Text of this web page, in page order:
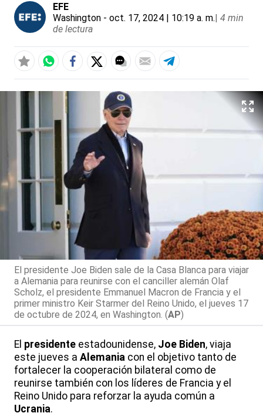
EFE
Washington - oct. 17, 2024 | 10:19 a. m.| 4 min
de lectura
El presidente Joe Biden sale de la Casa Blanca para viajar
a Alemania para reunirse con el canciller alemán Olaf
Scholz, el presidente Emmanuel Macron de Francia y el
primer ministro Keir Starmer del Reino Unido, el jueves 17
de octubre de 2024, en Washington. (AP)
El presidente estadounidense, Joe Biden, viaja
este jueves a Alemania con el objetivo tanto de
fortalecer la cooperación bilateral como de
reunirse también con los líderes de Francia y el
Reino Unido para reforzar la ayuda común a
Ucrania.